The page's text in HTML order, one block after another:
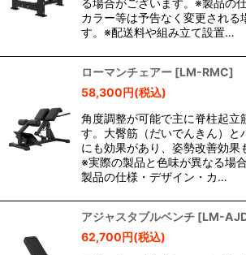
る場合がございます。※製品の
カラー等は予告なく変更される
す。※配送料や組み立て設置…
ローマンチェアー [LM-RMC]
58,300円(税込)
角度調整が可能で主に脊柱起立
す。大臀筋（だいでんきん）と
にも効果があり、姿勢改善効果
※実際の製品と色味が異なる場
製品の仕様・デザイン・カ…
アジャスタブルベンチ [LM-
62,700円(税込)